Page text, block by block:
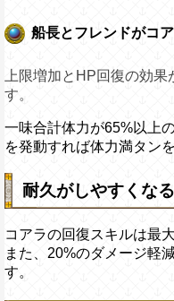
船長とフレンドがコ
上限増加とHP回復の効
す。
一味合計体力が65%以上
を発動すれば体力満タン
耐久がしやすくなる
コアラの回復スキルは最
また、20%のダメージ軽
す。